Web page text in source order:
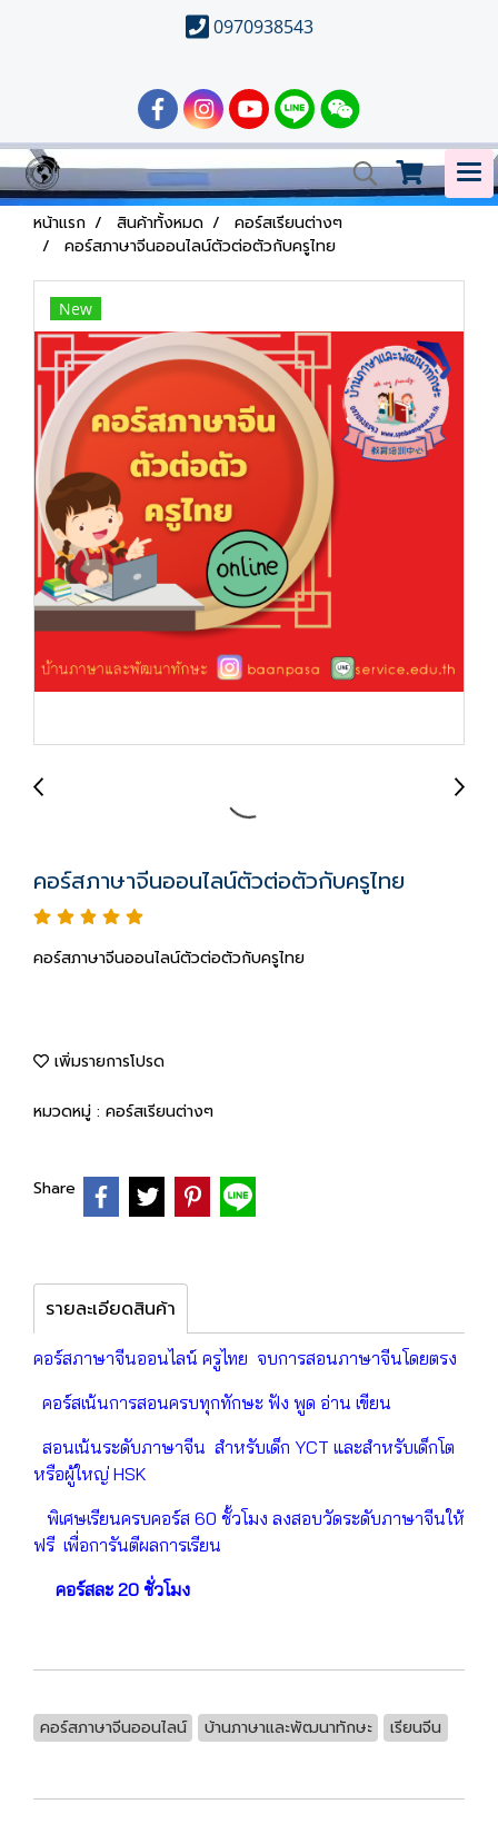
0970938543
หน้าแรก สินค้าทั้งหมด
คอร์สเรียนต่างๆ
คอร์สภาษาจีนออนไลน์ตัวต่อตัวกับครูไทย
New
คอร์สภาษาจีนออนไลน์ตัวต่อตัวกับครูไทย
คอร์สภาษาจีนออนไลน์ตัวต่อตัวกับครูไทย
เพิ่มรายการโปรด
หมวดหมู่ : คอร์สเรียนต่างๆ
Share
รายละเอียดสินค้า
คอร์สภาษาจีนออนไลน์ ครูไทย จบการสอนภาษาจีนโดยตรง
คอร์สเน้นการสอนครบทุกทักษะ ฟัง พูด อ่าน เขียน
สอนเน้นระดับภาษาจีน สำหรับเด็ก YCT และสำหรับเด็กโต
หรือผู้ใหญ่ HSK
พิเศษเรียนครบคอร์ส 60 ชั้วโมง ลงสอบวัดระดับภาษาจีนให้
ฟรี เพื่อการันตีผลการเรียน
คอร์สละ 20 ชั่วโมง
คอร์สภาษาจีนออนไลน์ บ้านภาษาและพัฒนาทักษะ เรียนจีน